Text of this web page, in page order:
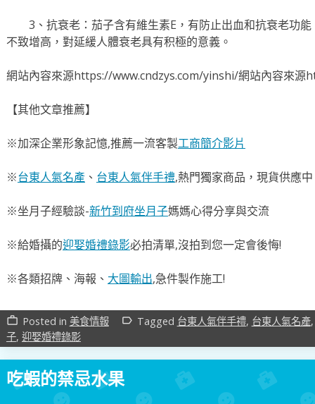
3、抗衰老：茄子含有維生素E，有防止出血和抗衰老功
不致增高，對延緩人體衰老具有积極的意義。
網站內容來源https://www.cndzys.com/yinshi/網站內容來源
【其他文章推薦】
※加深企業形象記憶,推薦一流客製工商簡介影片
※台東人氣名產、 台東人氣伴手禮,熱門獨家商品，現貨供應中
※坐月子經驗談-新竹到府坐月子媽媽心得分享與交流
※給婚攝的迎娶婚禮錄影必拍清單,沒拍到您一定會後悔!
※各類招牌、海報、 大圖輸出,急件製作施工!
work_outline Posted in 美食情報 label_outline Tagged 台東人氣伴手禮, 台東人氣名產
子, 迎娶婚禮錄影
吃蝦的禁忌水果